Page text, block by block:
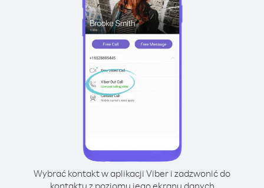
Wybrać kontakt w aplikacji Viber i zadzwonić do
kontaktu z poziomu jego ekranu danych